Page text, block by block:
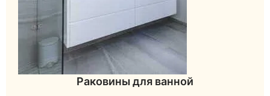
Раковины для ванной